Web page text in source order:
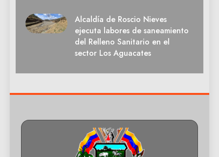
Alcaldía de Roscio Nieves
ejecuta labores de saneamiento
del Relleno Sanitario en el
sector Los Aguacates